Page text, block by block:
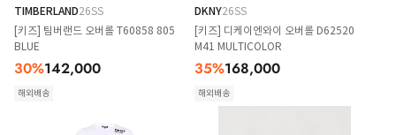
TIMBERLAND26SS
[키즈] 팀버랜드 오버롤 T60858 805
BLUE
30%142,000
해외배송
DKNY26SS
[키즈] 디케이엔와이 오버롤 D62520
M41 MULTICOLOR
35%168,000
해외배송